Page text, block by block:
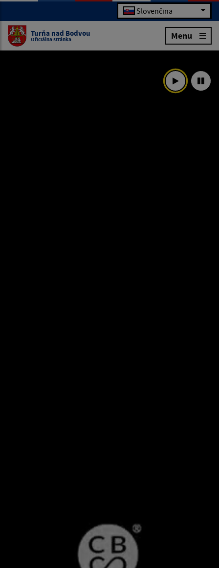
Slovenčina
Turňa nad Bodvou
Oficiálna stránka Menu